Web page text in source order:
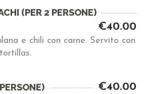
(PER 2 PERSONE)
€40.00
e chili con carne. Servito con
€40.00